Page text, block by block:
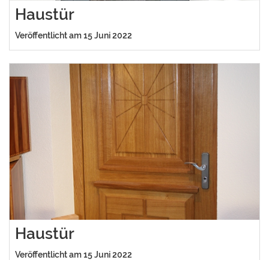
Haustür
Veröffentlicht am 15 Juni 2022
Haustür
Veröffentlicht am 15 Juni 2022